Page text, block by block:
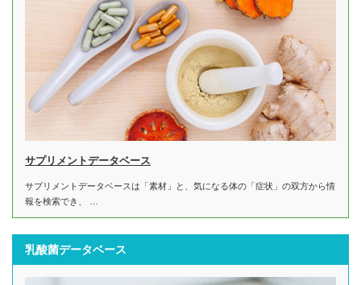
サプリメントデータベース
サプリメントデータベースは「素材」と、気になる体の「症状」の双方から情
報を検索でき、 …
乳酸菌データベース